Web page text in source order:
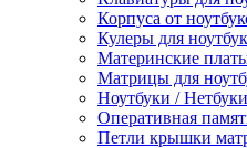
Корпуса от
Кулеры для
Материнские
Матрицы для
Ноутбуки /
Оперативная
Петли крышки